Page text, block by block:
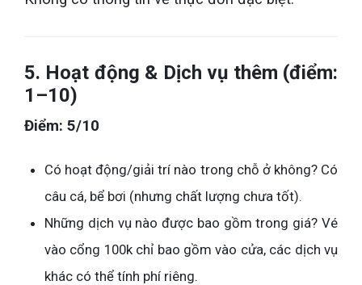
5. Hoạt động & Dịch vụ thêm (điểm:
1–10)
Điểm: 5/10
Có hoạt động/giải trí nào trong chỗ ở không? Có
câu cá, bể bơi (nhưng chất lượng chưa tốt).
Những dịch vụ nào được bao gồm trong giá? Vé
vào cổng 100k chỉ bao gồm vào cửa, các dịch vụ
khác có thể tính phí riêng.